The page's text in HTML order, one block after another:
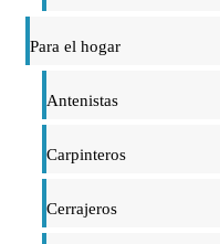
Para el hogar
Antenistas
Carpinteros
Cerrajeros